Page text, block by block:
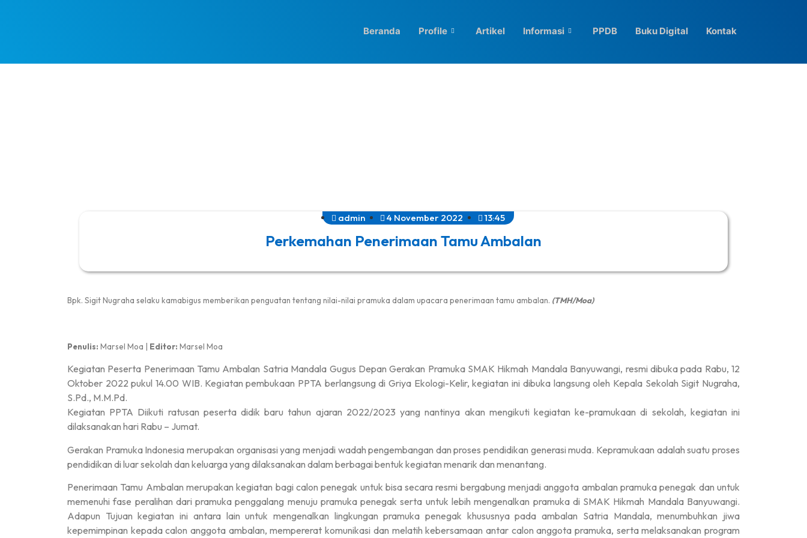
Beranda Profile Artikel Informasi PPDB Buku Digital Kontak
admin 4 November 2022 13:45
Perkemahan Penerimaan Tamu Ambalan
Bpk. Sigit Nugraha selaku kamabigus memberikan penguatan tentang nilai-nilai pramuka dalam upacara penerimaan tamu ambalan. (TMH/Moa)
Penulis: Marsel Moa | Editor: Marsel Moa
Kegiatan Peserta Penerimaan Tamu Ambalan Satria Mandala Gugus Depan Gerakan Pramuka SMAK Hikmah Mandala Banyuwangi, resmi dibuka pada Rabu, 12
Oktober 2022 pukul 14.00 WIB. Kegiatan pembukaan PPTA berlangsung di Griya Ekologi-Kelir, kegiatan ini dibuka langsung oleh Kepala Sekolah Sigit Nugraha,
S.Pd., M.M.Pd.
Kegiatan PPTA Diikuti ratusan peserta didik baru tahun ajaran 2022/2023 yang nantinya akan mengikuti kegiatan ke-pramukaan di sekolah, kegiatan ini
dilaksanakan hari Rabu – Jumat.
Gerakan Pramuka Indonesia merupakan organisasi yang menjadi wadah pengembangan dan proses pendidikan generasi muda. Kepramukaan adalah suatu proses
pendidikan di luar sekolah dan keluarga yang dilaksanakan dalam berbagai bentuk kegiatan menarik dan menantang.
Penerimaan Tamu Ambalan merupakan kegiatan bagi calon penegak untuk bisa secara resmi bergabung menjadi anggota ambalan pramuka penegak dan untuk
memenuhi fase peralihan dari pramuka penggalang menuju pramuka penegak serta untuk lebih mengenalkan pramuka di SMAK Hikmah Mandala Banyuwangi.
Adapun Tujuan kegiatan ini antara lain untuk mengenalkan lingkungan pramuka penegak khususnya pada ambalan Satria Mandala, menumbuhkan jiwa
kepemimpinan kepada calon anggota ambalan, mempererat komunikasi dan melatih kebersamaan antar calon anggota pramuka, serta melaksanakan program